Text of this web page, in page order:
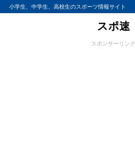
小学生、中学生、高校生のスポーツ情報サイト
スポ速
スポンサーリンク